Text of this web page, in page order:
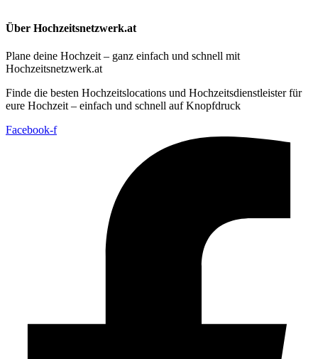
Über Hochzeitsnetzwerk.at
Plane deine Hochzeit – ganz einfach und schnell mit
Hochzeitsnetzwerk.at
Finde die besten Hochzeitslocations und Hochzeitsdienstleister für
eure Hochzeit – einfach und schnell auf Knopfdruck
Facebook-f